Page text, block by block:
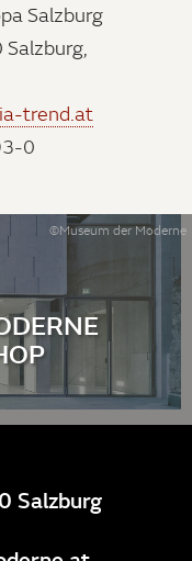
Salzburg
trend.at
0
Salzburg
©Museum der Moderne